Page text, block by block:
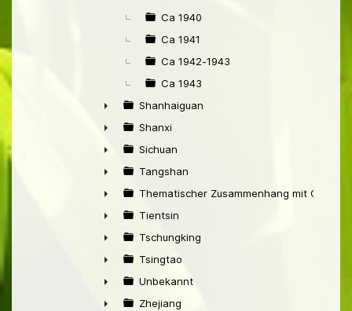
Ca 1940
Ca 1941
Ca 1942-1943
Ca 1943
►
Shanhaiguan
►
Shanxi
►
Sichuan
►
Tangshan
►
Thematischer Zusammenhang mit China
►
Tientsin
►
Tschungking
►
Tsingtao
►
Unbekannt
Zhejiang